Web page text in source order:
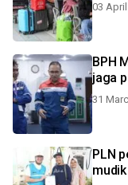
03 April
BPH
jaga
31
PLN